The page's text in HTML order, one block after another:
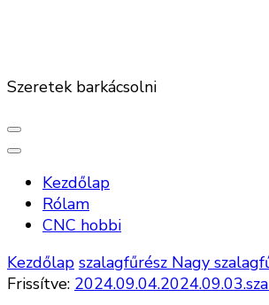
Szeretek barkácsolni
Kezdőlap
Rólam
CNC hobbi
Kezdőlap szalagfűrész Nagy
Frissítve: 2024.09.04.2024.09.03.